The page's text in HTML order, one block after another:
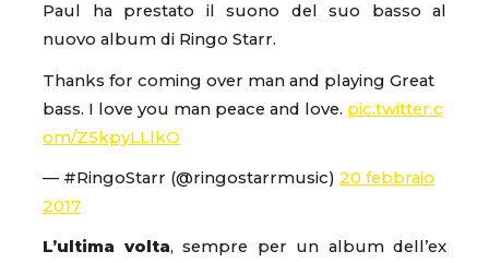
Paul ha prestato il suono del suo basso al
nuovo album di Ringo Starr.
Thanks for coming over man and playing Great
bass. I love you man peace and love. pic.twitter.c
om/Z5kpyLLlkO
— #RingoStarr (@ringostarrmusic) 20 febbraio
2017
L’ultima volta, sempre per un album dell’ex